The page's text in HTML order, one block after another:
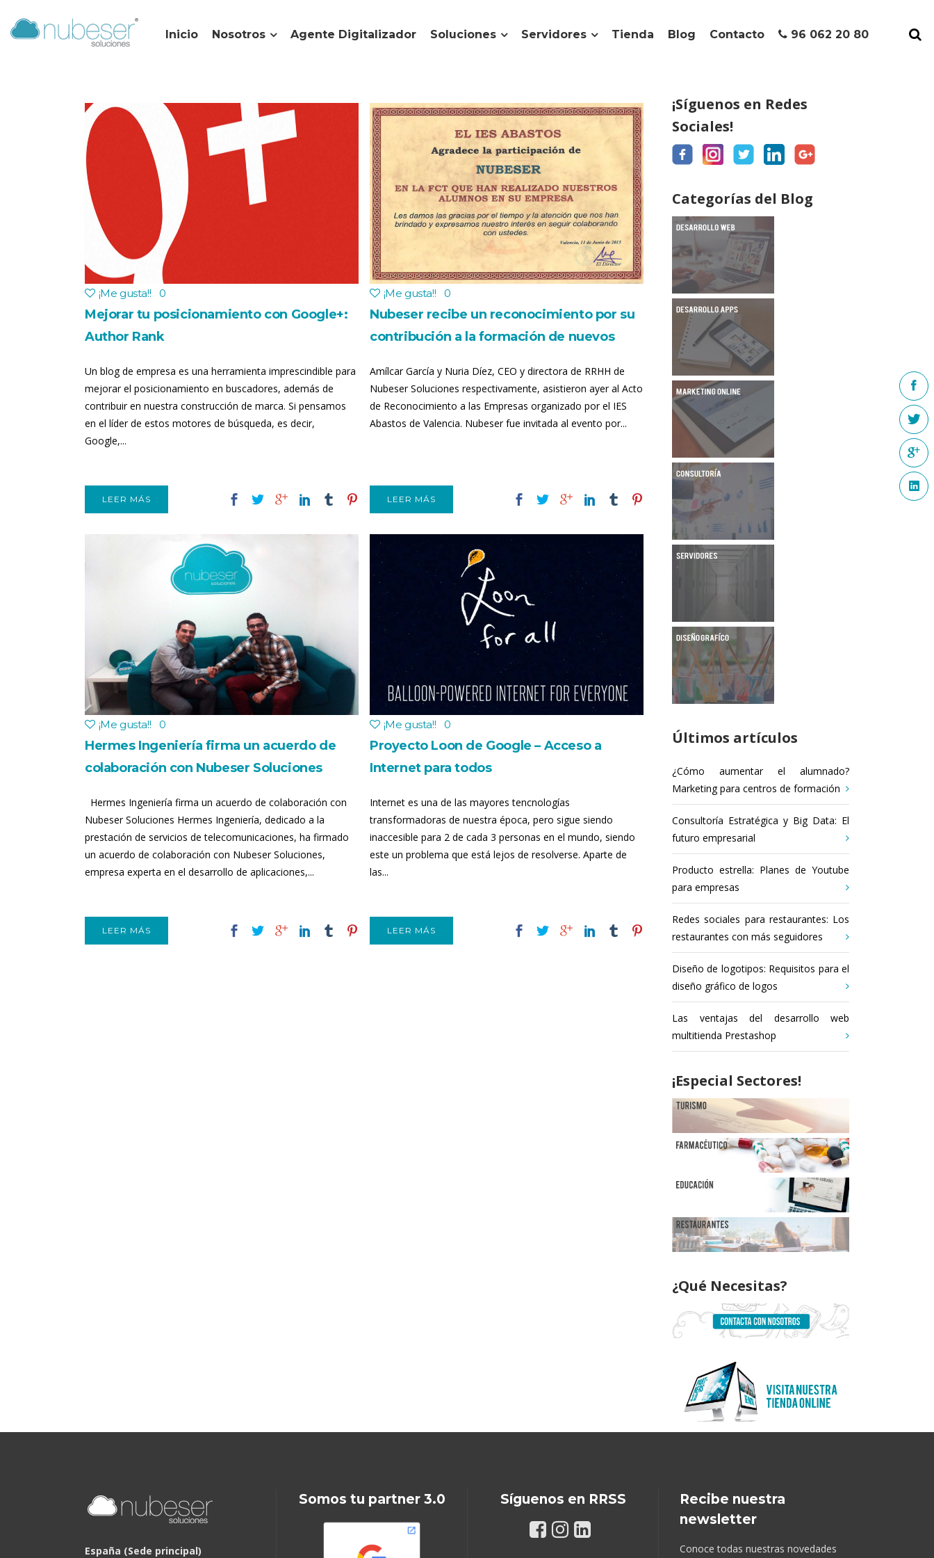
Inicio Nosotros Agente Digitalizador Soluciones Servidores Tienda Blog Contacto 96 062 20 80
¡Me gusta!! 0
Mejorar tu posicionamiento con Google+:
Author Rank
Un blog de empresa es una herramienta imprescindible para
mejorar el posicionamiento en buscadores, además de
contribuir en nuestra construcción de marca. Si pensamos
en el líder de estos motores de búsqueda, es decir,
Google,...
LEER MÁS
¡Me gusta!! 0
Nubeser recibe un reconocimiento por su
contribución a la formación de nuevos
Amílcar García y Nuria Díez, CEO y directora de RRHH de
Nubeser Soluciones respectivamente, asistieron ayer al Acto
de Reconocimiento a las Empresas organizado por el IES
Abastos de Valencia. Nubeser fue invitada al evento por...
LEER MÁS
¡Me gusta!! 0
Hermes Ingeniería firma un acuerdo de
colaboración con Nubeser Soluciones
Hermes Ingeniería firma un acuerdo de colaboración con
Nubeser Soluciones Hermes Ingeniería, dedicado a la
prestación de servicios de telecomunicaciones, ha firmado
un acuerdo de colaboración con Nubeser Soluciones,
empresa experta en el desarrollo de aplicaciones,...
LEER MÁS
¡Me gusta!! 0
Proyecto Loon de Google – Acceso a
Internet para todos
Internet es una de las mayores tencnologías
transformadoras de nuestra época, pero sigue siendo
inaccesible para 2 de cada 3 personas en el mundo, siendo
este un problema que está lejos de resolverse. Aparte de
las...
LEER MÁS
¡Síguenos en Redes
Sociales!
Categorías del Blog
Últimos artículos
¿Cómo aumentar el alumnado?
Marketing para centros de formación
Consultoría Estratégica y Big Data: El
futuro empresarial
Producto estrella: Planes de Youtube
para empresas
Redes sociales para restaurantes: Los
restaurantes con más seguidores
Diseño de logotipos: Requisitos para el
diseño gráfico de logos
Las ventajas del desarrollo web
multitienda Prestashop
¡Especial Sectores!
¿Qué Necesitas?
España (Sede principal)
Somos tu partner 3.0 Síguenos en RRSS
Recibe nuestra
newsletter
Conoce todas nuestras novedades